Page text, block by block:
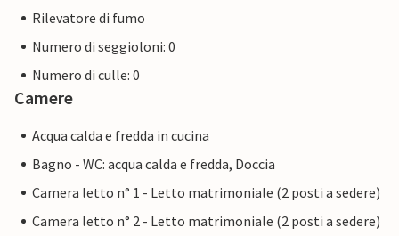
Rilevatore di fumo
Numero di seggioloni: 0
Numero di culle: 0
Camere
Acqua calda e fredda in cucina
Bagno - WC: acqua calda e fredda, Doccia
Camera letto n° 1 - Letto matrimoniale (2 posti a sedere)
Camera letto n° 2 - Letto matrimoniale (2 posti a sedere)